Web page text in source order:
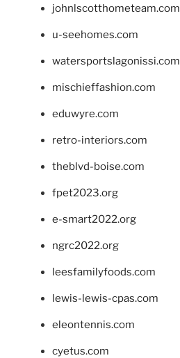
johnlscotthometeam.com
u-seehomes.com
watersportslagonissi.com
mischieffashion.com
eduwyre.com
retro-interiors.com
theblvd-boise.com
fpet2023.org
e-smart2022.org
ngrc2022.org
leesfamilyfoods.com
lewis-lewis-cpas.com
eleontennis.com
cyetus.com